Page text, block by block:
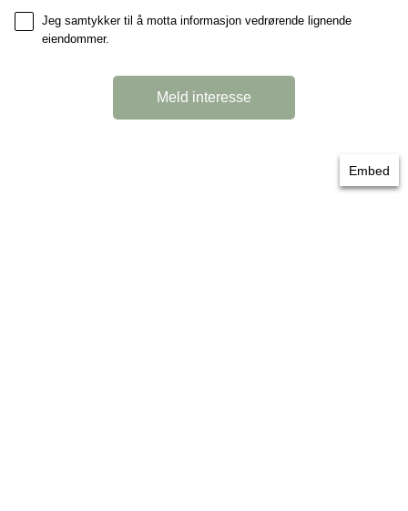
Jeg samtykker til å motta informasjon vedrørende lignende
eiendommer.
Meld interesse
Embed